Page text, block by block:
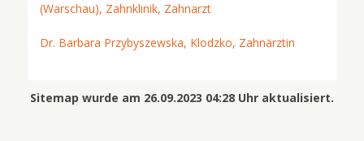
(Warschau), Zahnklinik, Zahnarzt
Dr. Barbara Przybyszewska, Klodzko, Zahnärztin
Sitemap wurde am 26.09.2023 04:28 Uhr aktualisiert.